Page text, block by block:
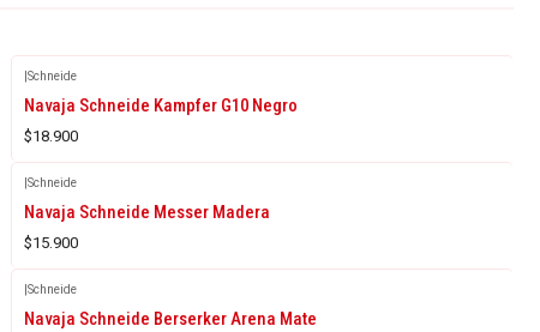
|Schneide
Navaja Schneide Kampfer G10 Negro
$18.900
|Schneide
Navaja Schneide Messer Madera
$15.900
|Schneide
Navaja Schneide Berserker Arena Mate